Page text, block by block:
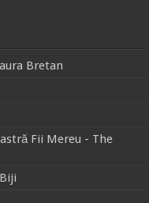
Bretan
Fii Mereu - The